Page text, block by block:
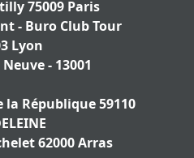
75009 Paris
- Buro Club Tour
Lyon
- 13001
la République 59110
62000 Arras